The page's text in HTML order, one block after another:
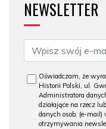
NEWSLETTER
Oświadczam, że
Historii Polski, ul.
Administratora
działające na rzecz
danych osob. (e-mail)
otrzymywania